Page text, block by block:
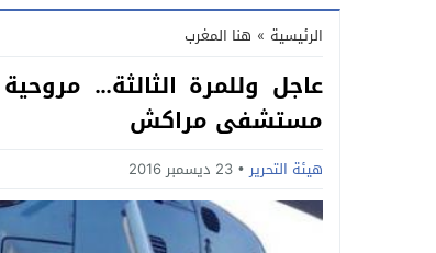
الرئيسية » هنا المغرب
عاجل وللمرة الثالثة…
مستشفى مراكش
هيئة التحرير 23 ديسمبر 2016